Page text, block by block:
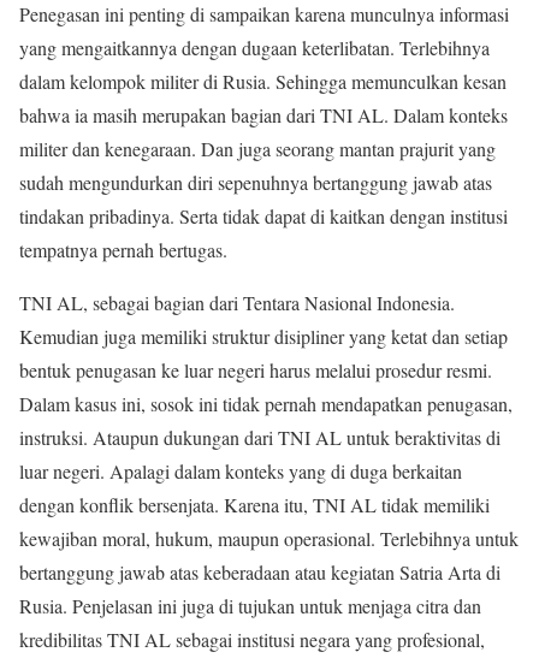
Penegasan ini penting di sampaikan karena munculnya informasi
yang mengaitkannya dengan dugaan keterlibatan. Terlebihnya
dalam kelompok militer di Rusia. Sehingga memunculkan kesan
bahwa ia masih merupakan bagian dari TNI AL. Dalam konteks
militer dan kenegaraan. Dan juga seorang mantan prajurit yang
sudah mengundurkan diri sepenuhnya bertanggung jawab atas
tindakan pribadinya. Serta tidak dapat di kaitkan dengan institusi
tempatnya pernah bertugas.
TNI AL, sebagai bagian dari Tentara Nasional Indonesia.
Kemudian juga memiliki struktur disipliner yang ketat dan setiap
bentuk penugasan ke luar negeri harus melalui prosedur resmi.
Dalam kasus ini, sosok ini tidak pernah mendapatkan penugasan,
instruksi. Ataupun dukungan dari TNI AL untuk beraktivitas di
luar negeri. Apalagi dalam konteks yang di duga berkaitan
dengan konflik bersenjata. Karena itu, TNI AL tidak memiliki
kewajiban moral, hukum, maupun operasional. Terlebihnya untuk
bertanggung jawab atas keberadaan atau kegiatan Satria Arta di
Rusia. Penjelasan ini juga di tujukan untuk menjaga citra dan
kredibilitas TNI AL sebagai institusi negara yang profesional,